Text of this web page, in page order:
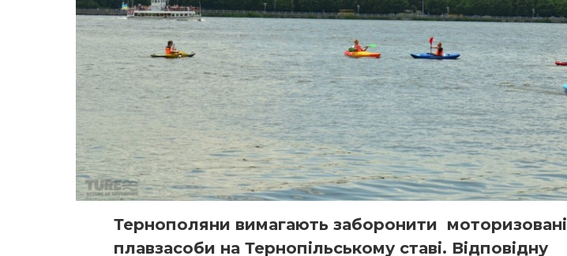
Тернополяни вимагають заборонити моторизовані
плавзасоби на Тернопільському ставі. Відповідну